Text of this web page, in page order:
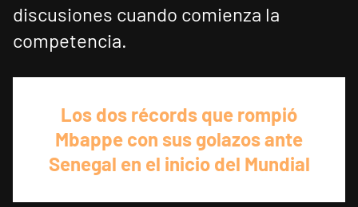
discusiones cuando comienza la
competencia.
Los dos récords que rompió
Mbappe con sus golazos ante
Senegal en el inicio del Mundial